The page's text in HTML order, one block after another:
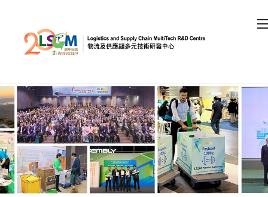
跳到內容（按回車鍵）
會員登入
A A A EN
主頁